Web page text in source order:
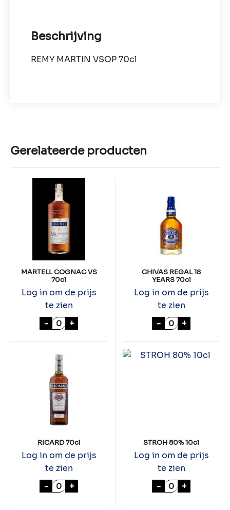
Beschrijving
REMY MARTIN VSOP 70cl
Gerelateerde producten
MARTELL COGNAC VS
70cl
Log in om de prijs
te zien
- MARTELL COGNAC VS 70cl aantal
+
CHIVAS REGAL 18
YEARS 70cl
Log in om de prijs
te zien
- CHIVAS
+
RICARD 70cl
Log in om de prijs
te zien
- RICARD 70cl aantal
+
STROH 80% 10cl
Log in om de prijs
te zien
- STROH 80%
+